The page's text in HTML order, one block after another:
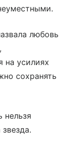
любовь
на усилиях
сохранять